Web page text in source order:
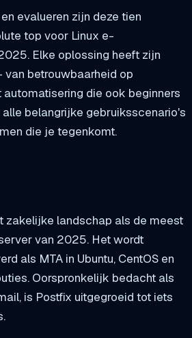
evalueren zijn deze tien
top voor Linux e-
Elke oplossing heeft zijn
van betrouwbaarheid op
die ook beginners
belangrijke gebruiksscenario's
die je tegenkomt.
zakelijke landschap als de meest
van 2025. Het wordt
als MTA in Ubuntu, CentOS en
Oorspronkelijk bedacht als
is Postfix uitgegroeid tot iets